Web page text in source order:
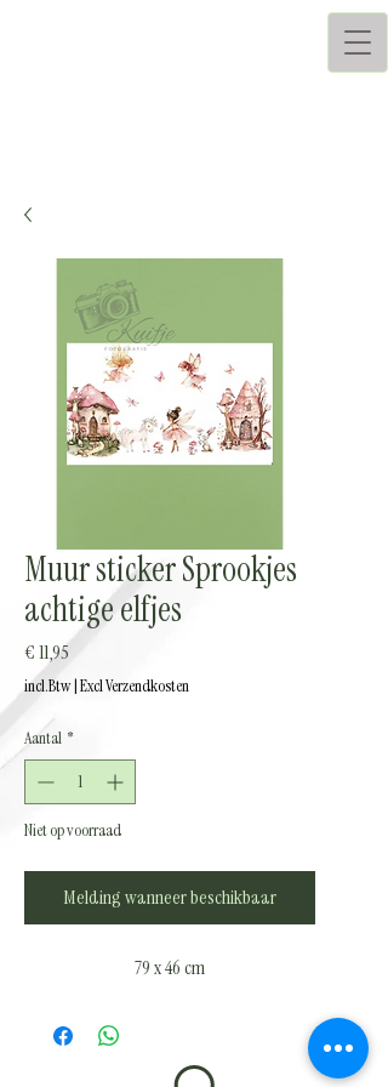
Muur sticker Sprookjes
achtige elfjes
€ 11,95
incl.Btw|Excl Verzendkosten
Aantal *
Niet op voorraad
Melding wanneer beschikbaar
79 x 46 cm